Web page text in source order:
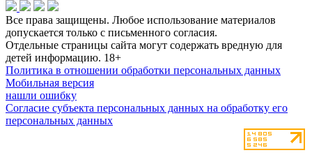
Все права защищены. Любое использование материалов
допускается только с письменного согласия.
Отдельные страницы сайта могут содержать вредную для
детей информацию. 18+
Политика в отношении обработки персональных данных
Мобильная версия
нашли ошибку
Согласие субъекта персональных данных на обработку его
персональных данных